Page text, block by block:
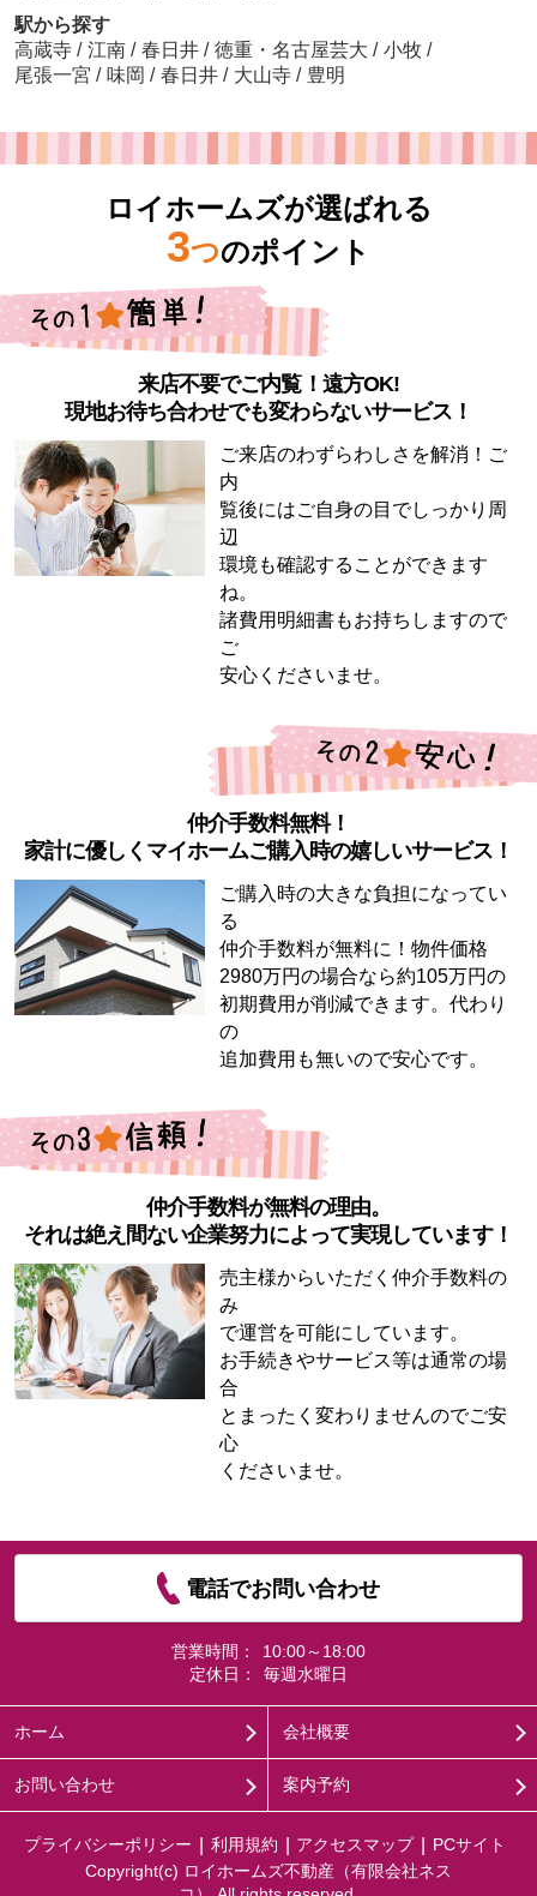
駅から探す
高蔵寺 / 江南 / 春日井 / 徳重・名古屋芸大 / 小牧 /
尾張一宮 / 味岡 / 春日井 / 大山寺 / 豊明
ロイホームズが選ばれる
3つのポイント
来店不要でご内覧！遠方OK!
現地お待ち合わせでも変わらないサービス！
ご来店のわずらわしさを解消！ご
内
覧後にはご自身の目でしっかり周
辺
環境も確認することができます
ね。
諸費用明細書もお持ちしますので
ご
安心くださいませ。
仲介手数料無料！
家計に優しくマイホームご購入時の嬉しいサービス！
ご購入時の大きな負担になってい
る
仲介手数料が無料に！物件価格
2980万円の場合なら約105万円の
初期費用が削減できます。代わり
の
追加費用も無いので安心です。
仲介手数料が無料の理由。
それは絶え間ない企業努力によって実現しています！
売主様からいただく仲介手数料の
み
で運営を可能にしています。
お手続きやサービス等は通常の場
合
とまったく変わりませんのでご安
心
くださいませ。
電話でお問い合わせ
営業時間：
10:00～18:00
定休日：
毎週水曜日
ホーム 会社概要
お問い合わせ 案内予約
プライバシーポリシー 利用規約 アクセスマップ
PCサイト
Copyright(c) ロイホームズ不動産（有限会社ネス